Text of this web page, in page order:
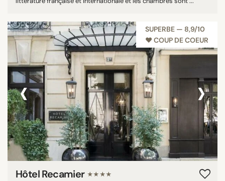
SUPERBE — 8,9/10
♥︎ COUP DE COEUR
‹ ›
Hôtel Recamier ★★★★